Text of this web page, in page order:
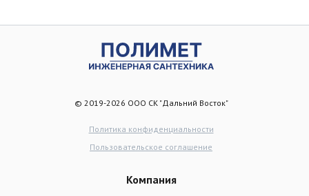
© 2019-2026 ООО СК "Дальний Восток"
Политика конфиденциальности
Пользовательское соглашение
Компания